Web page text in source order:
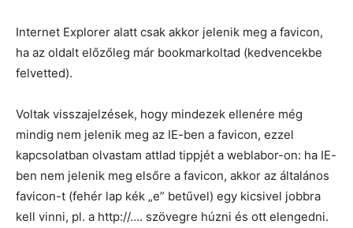
Internet Explorer alatt csak akkor jelenik meg a favicon,
ha az oldalt előzőleg már bookmarkoltad (kedvencekbe
felvetted).
Voltak visszajelzések, hogy mindezek ellenére még
mindig nem jelenik meg az IE-ben a favicon, ezzel
kapcsolatban olvastam attlad tippjét a weblabor-on: ha IE-
ben nem jelenik meg elsőre a favicon, akkor az általános
favicon-t (fehér lap kék „e” betűvel) egy kicsivel jobbra
kell vinni, pl. a http://…. szövegre húzni és ott elengedni.